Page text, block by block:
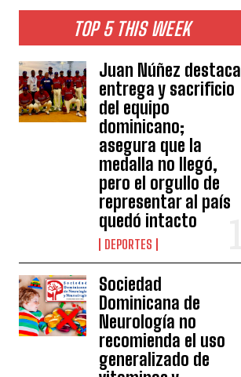
TOP 5 THIS WEEK
Juan Núñez destaca
entrega y sacrificio
del equipo
dominicano;
asegura que la
medalla no llegó,
pero el orgullo de
representar al país
quedó intacto
DEPORTES
Sociedad
Dominicana de
Neurología no
recomienda el uso
generalizado de